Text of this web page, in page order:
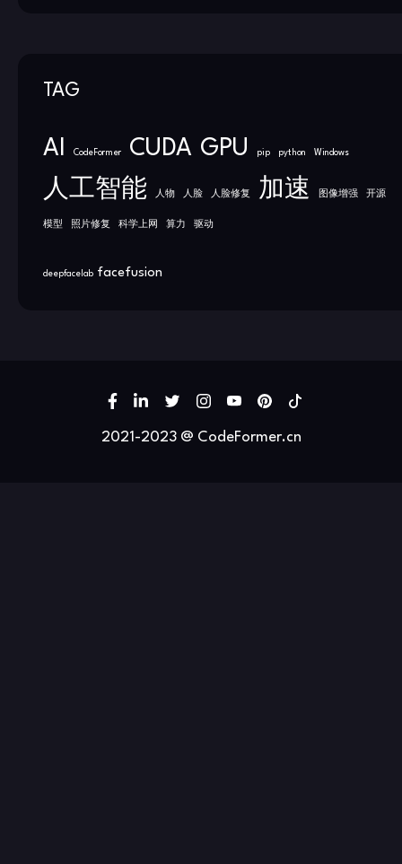
TAG
AI CodeFormer CUDA GPU pip python Windows
人工智能 人物 人脸 人脸修复 加速 图像增强 开源
模型 照片修复 科学上网 算力 驱动
deepfacelab facefusion
2021-2023 @ CodeFormer.cn